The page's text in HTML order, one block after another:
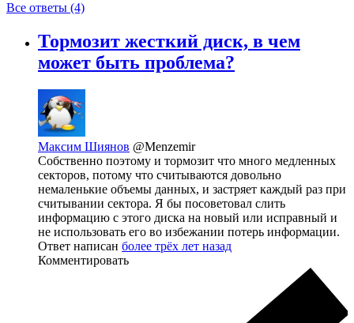
Все ответы (4)
Тормозит жесткий диск, в чем
может быть проблема?
Максим Шиянов @Menzemir
Собственно поэтому и тормозит что много медленных
секторов, потому что считываются довольно
немаленькие объемы данных, и застряет каждый раз при
считывании сектора. Я бы посоветовал слить
информацию с этого диска на новый или исправный и
не использовать его во избежании потерь информации.
Ответ написан более трёх лет назад
Комментировать